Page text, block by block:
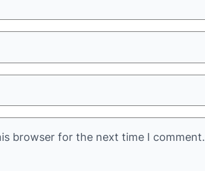
browser for the next time I comment.